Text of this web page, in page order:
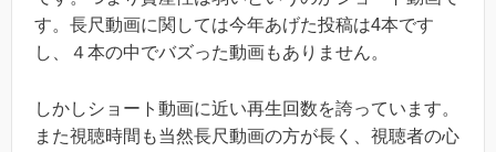
す。長尺動画に関しては今年あげた投稿は4本です
し、４本の中でバズった動画もありません。
しかしショート動画に近い再生回数を誇っています。
また視聴時間も当然長尺動画の方が長く、視聴者の心